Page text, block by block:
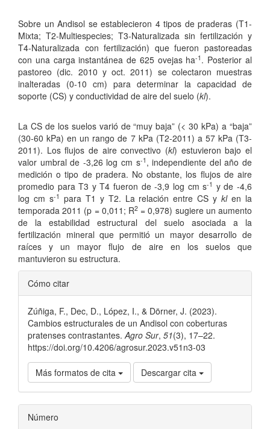
Sobre un Andisol se establecieron 4 tipos de praderas (T1-
Mixta; T2-Multiespecies; T3-Naturalizada sin fertilización y
T4-Naturalizada con fertilización) que fueron pastoreadas
con una carga instantánea de 625 ovejas ha-1 . Posterior al
pastoreo (dic. 2010 y oct. 2011) se colectaron muestras
inalteradas (0-10 cm) para determinar la capacidad de
soporte (CS) y conductividad de aire del suelo (kl).
La CS de los suelos varió de “muy baja” (< 30 kPa) a “baja”
(30-60 kPa) en un rango de 7 kPa (T2-2011) a 57 kPa (T3-
2011). Los flujos de aire convectivo (kl) estuvieron bajo el
valor umbral de -3,26 log cm s-1 , independiente del año de
medición o tipo de pradera. No obstante, los flujos de aire
promedio para T3 y T4 fueron de -3,9 log cm s-1 y de -4,6
log cm s-1 para T1 y T2. La relación entre CS yklen la
temporada 2011 (p = 0,011; R2 = 0,978) sugiere un aumento
de la estabilidad estructural del suelo asociada a la
fertilización mineral que permitió un mayor desarrollo de
raíces y un mayor flujo de aire en los suelos que
mantuvieron su estructura.
Detalles
del
artículo
Cómo citar
Zúñiga, F., Dec, D., López, I., & Dörner, J. (2023).
Cambios estructurales de un Andisol con coberturas
pratenses contrastantes. Agro Sur, 51(3), 17–22.
https://doi.org/10.4206/agrosur.2023.v51n3-03
Más formatos de cita Descargar cita
Número